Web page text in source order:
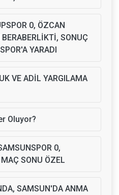
0, ÖZCAN
SONUÇ
YARADI
VE ADİL YARGILAMA
Oluyor?
0,
SONU ÖZEL
SAMSUN'DA ANMA